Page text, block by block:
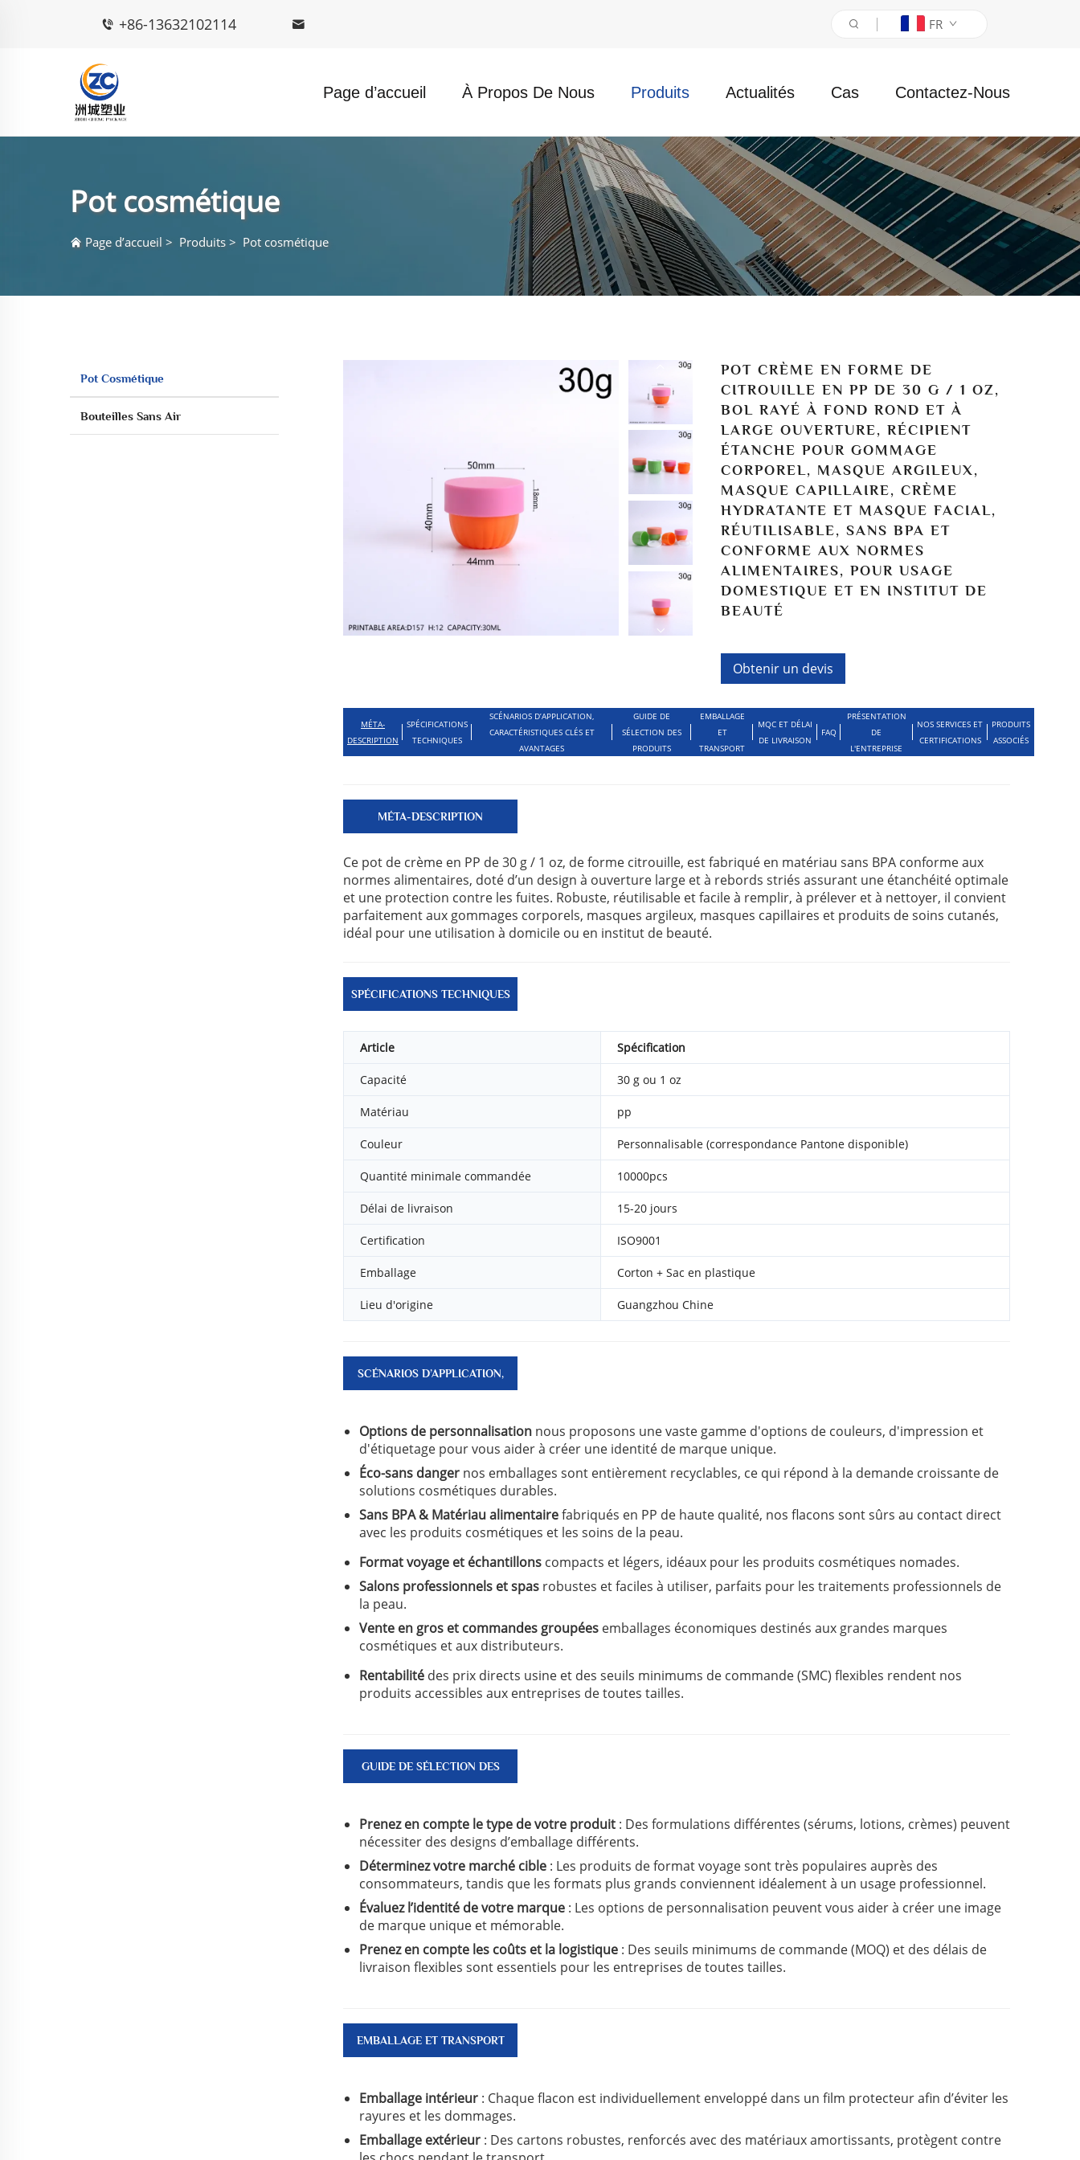
+86-13632102114 FR
Page d’accueil À Propos De Nous Produits Actualités Cas Contactez-Nous
Pot cosmétique
Page d’accueil > Produits > Pot cosmétique
Pot Cosmétique
Bouteilles Sans Air
POT CRÈME EN FORME DE
CITROUILLE EN PP DE 30 G / 1 OZ,
BOL RAYÉ À FOND ROND ET À
LARGE OUVERTURE, RÉCIPIENT
ÉTANCHE POUR GOMMAGE
CORPOREL, MASQUE ARGILEUX,
MASQUE CAPILLAIRE, CRÈME
HYDRATANTE ET MASQUE FACIAL,
RÉUTILISABLE, SANS BPA ET
CONFORME AUX NORMES
ALIMENTAIRES, POUR USAGE
DOMESTIQUE ET EN INSTITUT DE
BEAUTÉ
Obtenir un devis
MÉTA-
DESCRIPTION
SPÉCIFICATIONS
TECHNIQUES
SCÉNARIOS D’APPLICATION,
CARACTÉRISTIQUES CLÉS ET
AVANTAGES
GUIDE DE
SÉLECTION DES
PRODUITS
EMBALLAGE
ET
TRANSPORT
MQC ET DÉLAI
DE LIVRAISON
FAQ
PRÉSENTATION
DE
L'ENTREPRISE
NOS SERVICES ET
CERTIFICATIONS
PRODUITS
ASSOCIÉS
MÉTA-DESCRIPTION
Ce pot de crème en PP de 30 g / 1 oz, de forme citrouille, est fabriqué en matériau sans BPA conforme aux
normes alimentaires, doté d’un design à ouverture large et à rebords striés assurant une étanchéité optimale
et une protection contre les fuites. Robuste, réutilisable et facile à remplir, à prélever et à nettoyer, il convient
parfaitement aux gommages corporels, masques argileux, masques capillaires et produits de soins cutanés,
idéal pour une utilisation à domicile ou en institut de beauté.
SPÉCIFICATIONS TECHNIQUES
Article Spécification
Capacité 30 g ou 1 oz
Matériau pp
Couleur Personnalisable (correspondance Pantone disponible)
Quantité minimale commandée 10000pcs
Délai de livraison 15-20 jours
Certification ISO9001
Emballage Corton + Sac en plastique
Lieu d'origine Guangzhou Chine
SCÉNARIOS D’APPLICATION,
AVANTAGES
Options de personnalisation nous proposons une vaste gamme d'options de couleurs, d'impression et
d'étiquetage pour vous aider à créer une identité de marque unique.
Éco-sans danger nos emballages sont entièrement recyclables, ce qui répond à la demande croissante de
solutions cosmétiques durables.
Sans BPA & Matériau alimentairefabriqués en PP de haute qualité, nos flacons sont sûrs au contact direct
avec les produits cosmétiques et les soins de la peau.
Format voyage et échantillons compacts et légers, idéaux pour les produits cosmétiques nomades.
Salons professionnels et spas robustes et faciles à utiliser, parfaits pour les traitements professionnels de
la peau.
Vente en gros et commandes groupées emballages économiques destinés aux grandes marques
cosmétiques et aux distributeurs.
Rentabilité des prix directs usine et des seuils minimums de commande (SMC) flexibles rendent nos
produits accessibles aux entreprises de toutes tailles.
GUIDE DE SÉLECTION DES
Prenez en compte le type de votre produit : Des formulations différentes (sérums, lotions, crèmes) peuvent
nécessiter des designs d’emballage différents.
Déterminez votre marché cible : Les produits de format voyage sont très populaires auprès des
consommateurs, tandis que les formats plus grands conviennent idéalement à un usage professionnel.
Évaluez l’identité de votre marque : Les options de personnalisation peuvent vous aider à créer une image
de marque unique et mémorable.
Prenez en compte les coûts et la logistique : Des seuils minimums de commande (MOQ) et des délais de
livraison flexibles sont essentiels pour les entreprises de toutes tailles.
EMBALLAGE ET TRANSPORT
Emballage intérieur : Chaque flacon est individuellement enveloppé dans un film protecteur afin d’éviter les
rayures et les dommages.
Emballage extérieur : Des cartons robustes, renforcés avec des matériaux amortissants, protègent contre